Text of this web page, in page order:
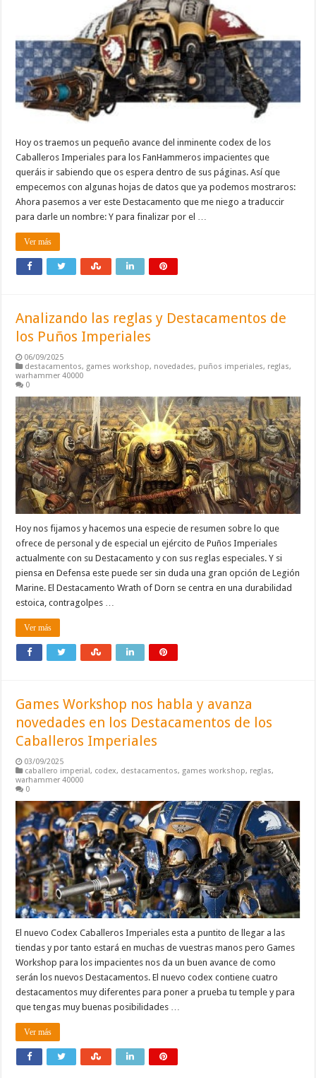
Hoy os traemos un pequeño avance del inminente codex de los
Caballeros Imperiales para los FanHammeros impacientes que
queráis ir sabiendo que os espera dentro de sus páginas. Así que
empecemos con algunas hojas de datos que ya podemos mostraros:
Ahora pasemos a ver este Destacamento que me niego a traduccir
para darle un nombre: Y para finalizar por el …
Ver más
Analizando las reglas y Destacamentos de
los Puños Imperiales
06/09/2025
destacamentos, games workshop, novedades, puños imperiales, reglas,
warhammer 40000
0
Hoy nos fijamos y hacemos una especie de resumen sobre lo que
ofrece de personal y de especial un ejército de Puños Imperiales
actualmente con su Destacamento y con sus reglas especiales. Y si
piensa en Defensa este puede ser sin duda una gran opción de Legión
Marine. El Destacamento Wrath of Dorn se centra en una durabilidad
estoica, contragolpes …
Ver más
Games Workshop nos habla y avanza
novedades en los Destacamentos de los
Caballeros Imperiales
03/09/2025
caballero imperial, codex, destacamentos, games workshop, reglas,
warhammer 40000
0
El nuevo Codex Caballeros Imperiales esta a puntito de llegar a las
tiendas y por tanto estará en muchas de vuestras manos pero Games
Workshop para los impacientes nos da un buen avance de como
serán los nuevos Destacamentos. El nuevo codex contiene cuatro
destacamentos muy diferentes para poner a prueba tu temple y para
que tengas muy buenas posibilidades …
Ver más